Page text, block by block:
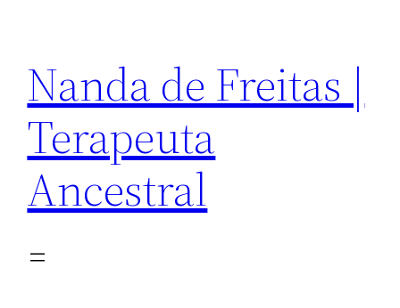
conteúdo
Nanda de Freitas |
Terapeuta
Ancestral